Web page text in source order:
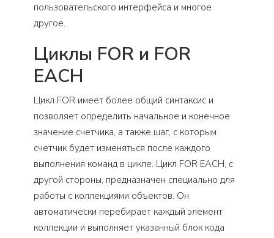
пользовательского интерфейса и многое
другое.
Циклы FOR и FOR
EACH
Цикл FOR имеет более общий синтаксис и
позволяет определить начальное и конечное
значение счетчика, а также шаг, с которым
счетчик будет изменяться после каждого
выполнения команд в цикле. Цикл FOR EACH, с
другой стороны, предназначен специально для
работы с коллекциями объектов. Он
автоматически перебирает каждый элемент
коллекции и выполняет указанный блок кода